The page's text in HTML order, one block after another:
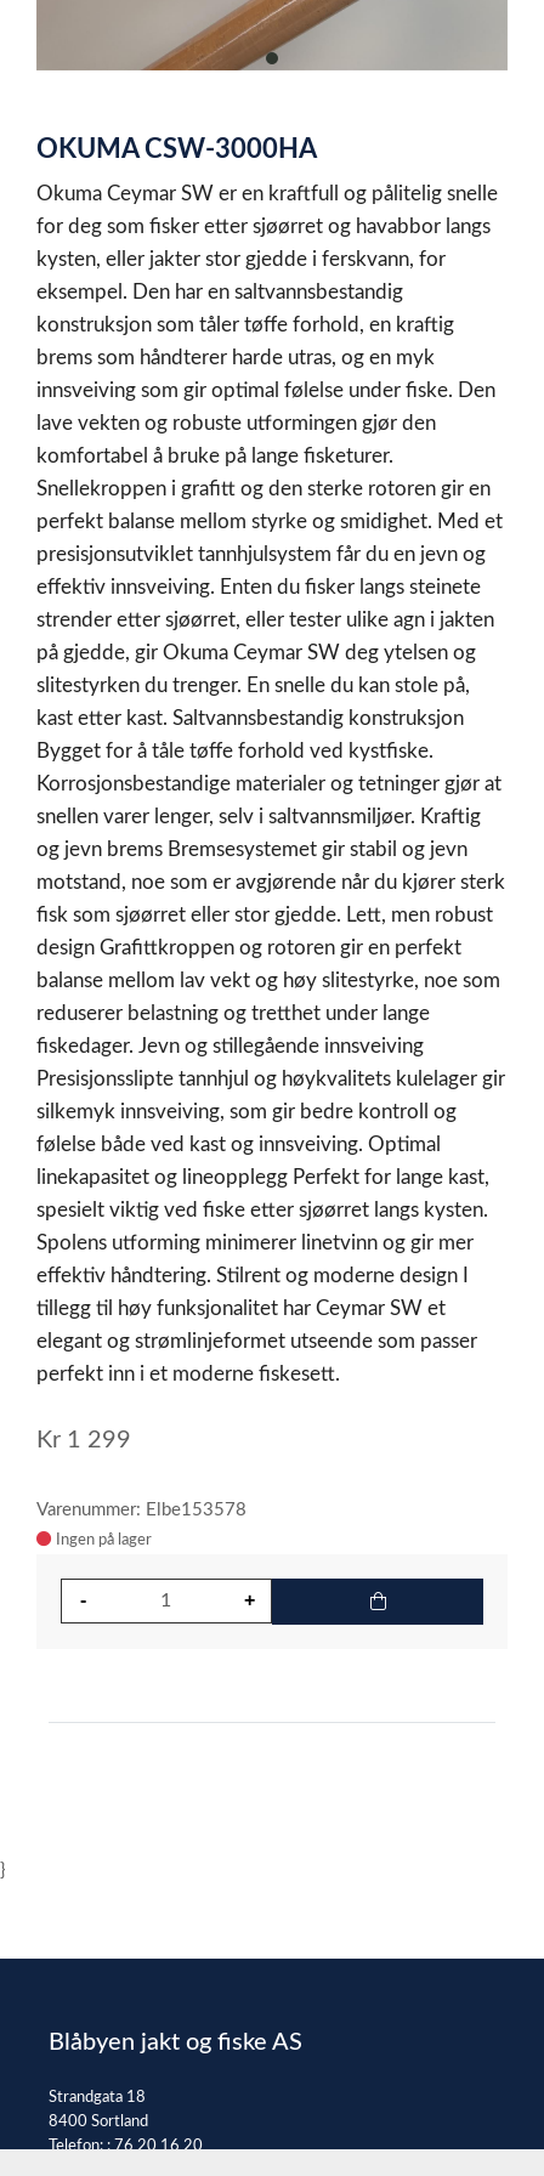
item
of
OKUMA CSW-3000HA
Okuma Ceymar SW er en kraftfull og pålitelig snelle
for deg som fisker etter sjøørret og havabbor langs
kysten, eller jakter stor gjedde i ferskvann, for
eksempel. Den har en saltvannsbestandig
konstruksjon som tåler tøffe forhold, en kraftig
brems som håndterer harde utras, og en myk
innsveiving som gir optimal følelse under fiske. Den
lave vekten og robuste utformingen gjør den
komfortabel å bruke på lange fisketurer.
Snellekroppen i grafitt og den sterke rotoren gir en
perfekt balanse mellom styrke og smidighet. Med et
presisjonsutviklet tannhjulsystem får du en jevn og
effektiv innsveiving. Enten du fisker langs steinete
strender etter sjøørret, eller tester ulike agn i jakten
på gjedde, gir Okuma Ceymar SW deg ytelsen og
slitestyrken du trenger. En snelle du kan stole på,
kast etter kast. Saltvannsbestandig konstruksjon
Bygget for å tåle tøffe forhold ved kystfiske.
Korrosjonsbestandige materialer og tetninger gjør at
snellen varer lenger, selv i saltvannsmiljøer. Kraftig
og jevn brems Bremsesystemet gir stabil og jevn
motstand, noe som er avgjørende når du kjører sterk
fisk som sjøørret eller stor gjedde. Lett, men robust
design Grafittkroppen og rotoren gir en perfekt
balanse mellom lav vekt og høy slitestyrke, noe som
reduserer belastning og tretthet under lange
fiskedager. Jevn og stillegående innsveiving
Presisjonsslipte tannhjul og høykvalitets kulelager gir
silkemyk innsveiving, som gir bedre kontroll og
følelse både ved kast og innsveiving. Optimal
linekapasitet og lineopplegg Perfekt for lange kast,
spesielt viktig ved fiske etter sjøørret langs kysten.
Spolens utforming minimerer linetvinn og gir mer
effektiv håndtering. Stilrent og moderne design I
tillegg til høy funksjonalitet har Ceymar SW et
elegant og strømlinjeformet utseende som passer
perfekt inn i et moderne fiskesett.
Kr 1 299
Varenummer: Elbe153578
Ingen på lager
}
Blåbyen jakt og fiske AS
Strandgata 18
8400 Sortland
Telefon: : 76 20 16 20